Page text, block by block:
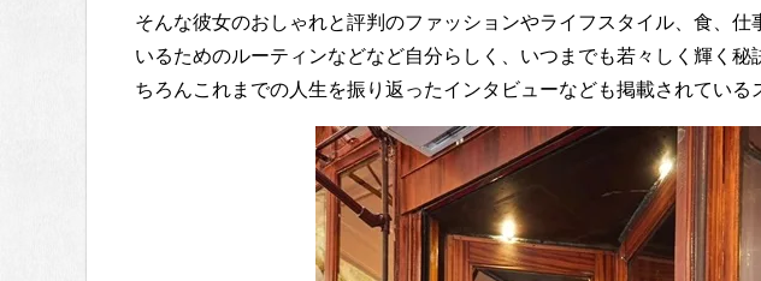
そんな彼女のおしゃれと評判のファッションやライフスタイル、食、仕
いるためのルーティンなどなど自分らしく、いつまでも若々しく輝く秘
ちろんこれまでの人生を振り返ったインタビューなども掲載されている